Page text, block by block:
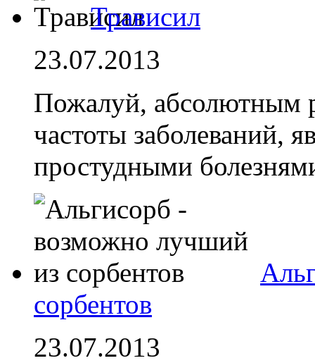
Трависил
23.07.2013
Пожалуй, абсолютным
частоты заболеваний,
простудными
сорбентов
23.07.2013